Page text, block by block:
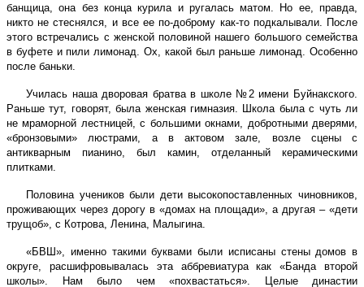
банщица, она без конца курила и ругалась матом. Но ее, правда,
никто не стеснялся, и все ее по-доброму как-то подкалывали. После
этого встречались с женской половиной нашего большого семейства
в буфете и пили лимонад. Ох, какой был раньше лимонад. Особенно
после баньки.
Училась наша дворовая братва в школе №2 имени Буйнакского.
Раньше тут, говорят, была женская гимназия. Школа была с чуть ли
не мраморной лестницей, с большими окнами, добротными дверями,
«бронзовыми» люстрами, а в актовом зале, возле сцены с
антикварным пианино, был камин, отделанный керамическими
плитками.
Половина учеников были дети высокопоставленных чиновников,
проживающих через дорогу в «домах на площади», а другая – «дети
трущоб», с Котрова, Ленина, Малыгина.
«БВШ», именно такими буквами были исписаны стены домов в
округе, расшифровывалась эта аббревиатура как «Банда второй
школы». Нам было чем «похвастаться». Целые династии